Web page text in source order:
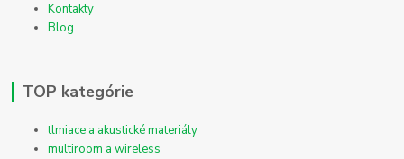
Kontakty
Blog
TOP kategórie
tlmiace a akustické materiály
multiroom a wireless